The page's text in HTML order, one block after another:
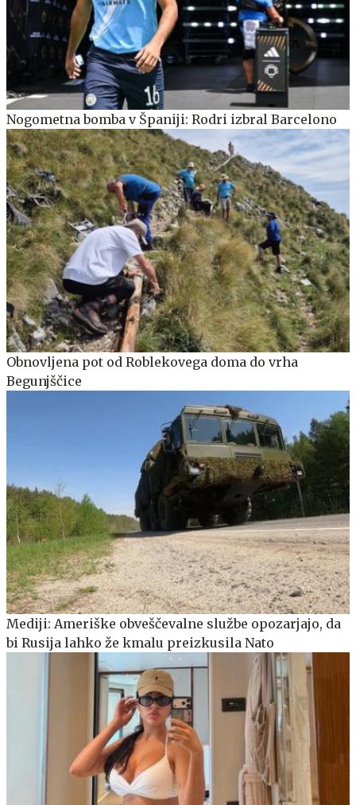
Nogometna bomba v Španiji: Rodri izbral Barcelono
Obnovljena pot od Roblekovega doma do vrha
Begunjščice
Mediji: Ameriške obveščevalne službe opozarjajo, da
bi Rusija lahko že kmalu preizkusila Nato